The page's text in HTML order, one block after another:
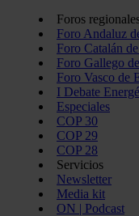
Foros
Foro Andaluz
Foro Catalán
Foro Gallego
Foro Vasco de
I Debate
Especiales
COP 30
COP 29
COP 28
Servicios
Newsletter
Media kit
ON | Podcast